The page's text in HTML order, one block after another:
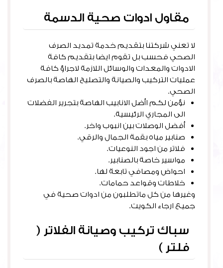
مقاول ادوات صحية الدسمة
لا تعني شركتنا بتقديم خدمة تمديد الصرف
الصحي فحسب بل تقوم ايضا بتقديم كافة
الادوات والمعدات والوسائل اللازمة لاجراؤ كافة
عمليات التركيب والصيانة والتصليح الهاصة بالصرف
الصحي.
نؤمن لكم اأضل الانابيب الهاصة بتجرير الفضلات
الى المجاري الرئيسية.
أفضل الوصلات بين انبوب واخر.
صنابير مياه بقمة الجمال والرقي.
فلاتر من اجود النوعيات.
مواسير خاصة بالصنابير.
احواض ومصافي تابعة لها.
خلاطات وقواعد حمامات.
وغيرها من كل ماتطلبون من ادوات صحية في
جميع ارجاء الكويت.
سباك تركيب وصيانة الفلاتر (
فلتر )